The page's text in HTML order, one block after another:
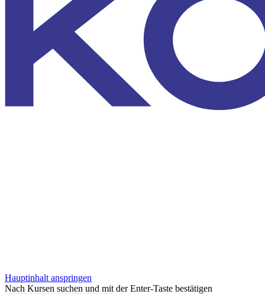
Hauptinhalt anspringen
Nach Kursen suchen und mit der Enter-Taste bestätigen